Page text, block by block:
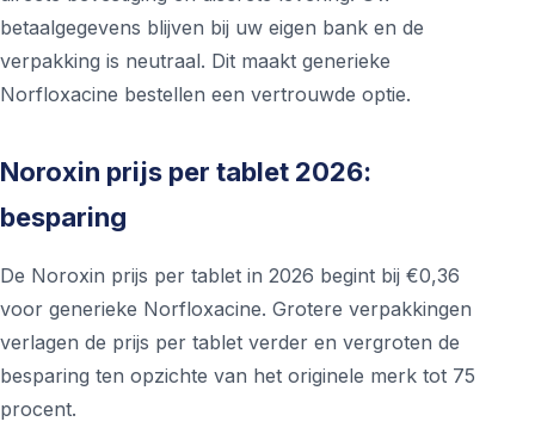
betaalgegevens blijven bij uw eigen bank en de
verpakking is neutraal. Dit maakt generieke
Norfloxacine bestellen een vertrouwde optie.
Noroxin prijs per tablet 2026:
besparing
De Noroxin prijs per tablet in 2026 begint bij €0,36
voor generieke Norfloxacine. Grotere verpakkingen
verlagen de prijs per tablet verder en vergroten de
besparing ten opzichte van het originele merk tot 75
procent.